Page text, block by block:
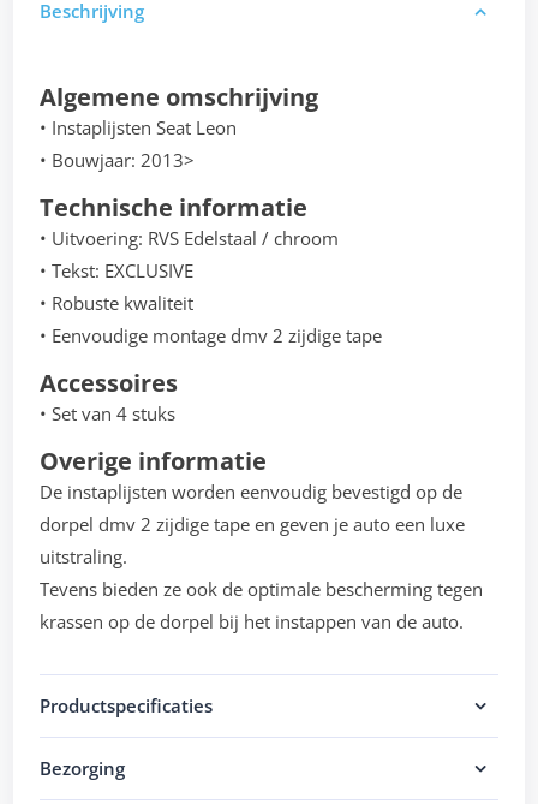
Beschrijving
Algemene omschrijving
• Instaplijsten Seat Leon
• Bouwjaar: 2013>
Technische informatie
• Uitvoering: RVS Edelstaal / chroom
• Tekst: EXCLUSIVE
• Robuste kwaliteit
• Eenvoudige montage dmv 2 zijdige tape
Accessoires
• Set van 4 stuks
Overige informatie
De instaplijsten worden eenvoudig bevestigd op de
dorpel dmv 2 zijdige tape en geven je auto een luxe
uitstraling.
Tevens bieden ze ook de optimale bescherming tegen
krassen op de dorpel bij het instappen van de auto.
Productspecificaties
Bezorging